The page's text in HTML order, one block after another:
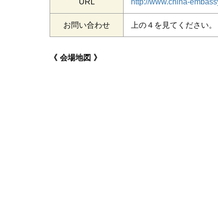
URL http://www.china-
お問い合わせ 上の４を見てください。
会場地図